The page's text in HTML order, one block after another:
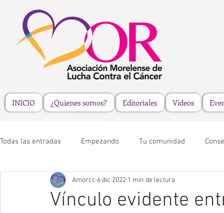
INICIO ¿Quienes somos? Editoriales Videos
Todas las entradas Empezando Tu comunidad
Vínculo evidente
Amorcc 6 dic 2022 1 min de lectura